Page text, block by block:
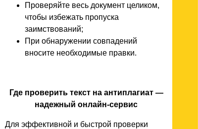
Проверяйте весь документ целиком,
чтобы избежать пропуска
заимствований;
При обнаружении совпадений
вносите необходимые правки.
Где проверить текст на антиплагиат —
надежный онлайн-сервис
Для эффективной и быстрой проверки